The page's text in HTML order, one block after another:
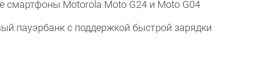
смартфоны Motorola Moto G24 и Moto G04
пауэрбанк с поддержкой быстрой зарядки